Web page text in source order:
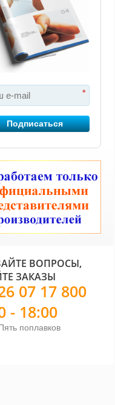
руб.
Коробка
Sealed
*
Подписаться
поплавков
ВОПРОСЫ,
ЗАКАЗЫ
07 17 800
- 18:00